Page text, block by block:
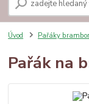
Úvod Pařáky brambor
Pařák na